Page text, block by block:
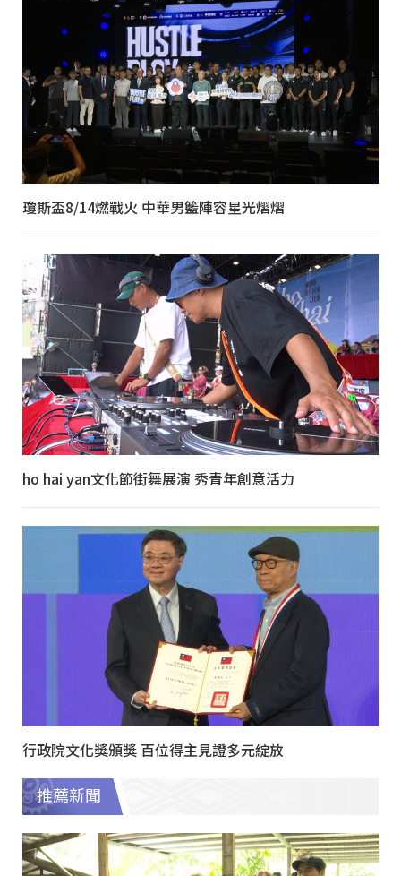
瓊斯盃8/14燃戰火 中華男籃陣容星光熠熠
ho hai yan文化節街舞展演 秀青年創意活力
行政院文化獎頒獎 百位得主見證多元綻放
推薦新聞